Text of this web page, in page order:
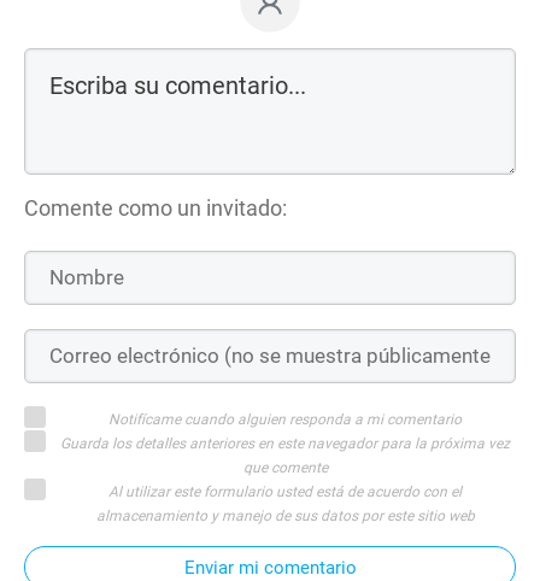
Comente como un invitado:
Notifícame cuando alguien responda a mi comentario
Guarda los detalles anteriores en este navegador para la próxima vez
que comente
Al utilizar este formulario usted está de acuerdo con el
almacenamiento y manejo de sus datos por este sitio web
Enviar mi comentario